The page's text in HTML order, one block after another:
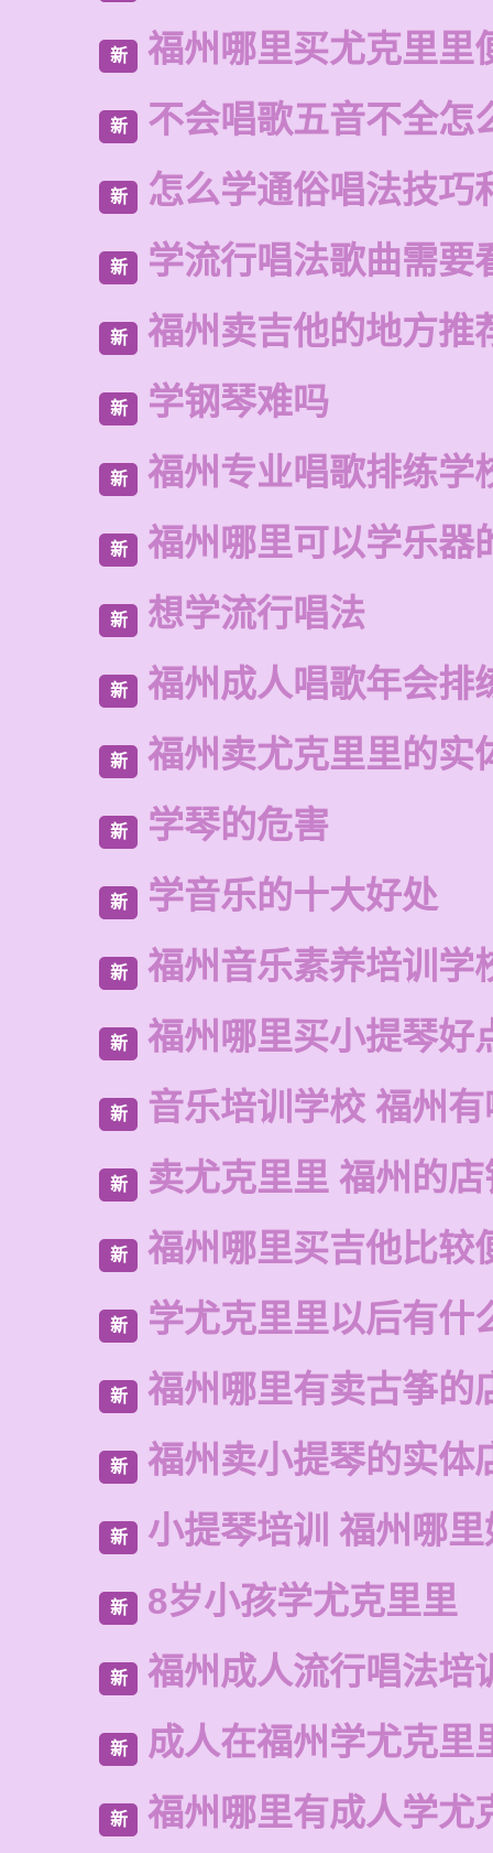
新 福州哪里买尤克里里
新 不会唱歌五音不全怎
新 怎么学通俗唱法技巧
新 学流行唱法歌曲需要
新 福州卖吉他的地方推
新 学钢琴难吗
新 福州专业唱歌排练学
新 福州哪里可以学乐器
新 想学流行唱法
新 福州成人唱歌年会排
新 福州卖尤克里里的实
新 学琴的危害
新 学音乐的十大好处
新 福州音乐素养培训学
新 福州哪里买小提琴好
新 音乐培训学校 福州
新 卖尤克里里 福州的店
新 福州哪里买吉他比较
新 学尤克里里以后有什
新 福州哪里有卖古筝的
新 福州卖小提琴的实体
新 小提琴培训 福州哪
新 8岁小孩学尤克里里
新 福州成人流行唱法培
新 成人在福州学尤克里
新 福州哪里有成人学尤